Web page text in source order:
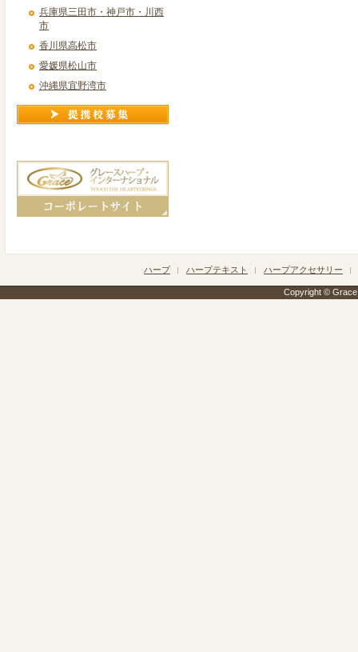
兵庫県三田市・神戸市・川西
市
香川県高松市
愛媛県松山市
沖縄県宜野湾市
ハープ ハープテキスト ハープアクセサリー
Copyright © Grace